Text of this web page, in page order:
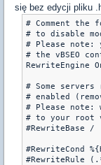
się bez edycji pliku
# Comment
# to disable
# Please
# the vBSEO
RewriteEngine
# Some
# enabled
# Please note:
# to your root
#RewriteBase /
#RewriteCond
#RewriteRule